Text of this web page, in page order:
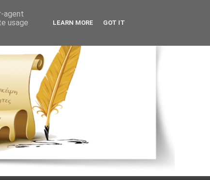
agent
usage
LEARN MORE GOT IT